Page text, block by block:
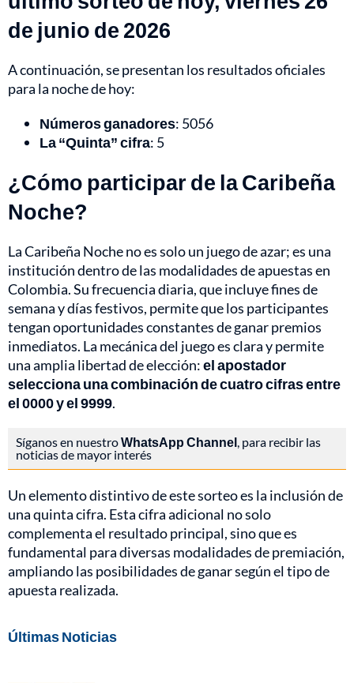
de junio de 2026
A continuación, se presentan los resultados oficiales
para la noche de hoy:
Números ganadores: 5056
La “Quinta” cifra: 5
¿Cómo participar de la Caribeña
Noche?
La Caribeña Noche no es solo un juego de azar; es una
institución dentro de las modalidades de apuestas en
Colombia. Su frecuencia diaria, que incluye fines de
semana y días festivos, permite que los participantes
tengan oportunidades constantes de ganar premios
inmediatos. La mecánica del juego es clara y permite
una amplia libertad de elección:el apostador
selecciona una combinación de cuatro cifras entre
el 0000 y el 9999.
Síganos en nuestroWhatsApp Channel, para recibir las
noticias de mayor interés
Un elemento distintivo de este sorteo es la inclusión de
una quinta cifra. Esta cifra adicional no solo
complementa el resultado principal, sino que es
fundamental para diversas modalidades de premiación,
ampliando las posibilidades de ganar según el tipo de
apuesta realizada.
Últimas Noticias